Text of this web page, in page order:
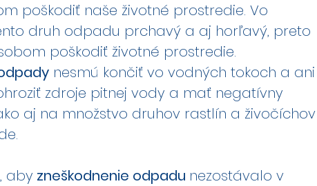
poškodiť naše životné prostredie. Vo
druh odpadu prchavý a aj horľavý, preto
poškodiť životné prostredie.
nesmú končiť vo vodných tokoch a ani
zdroje pitnej vody a mať negatívny
aj na množstvo druhov rastlín a živočíchov
aby zneškodnenie odpadu nezostávalo v